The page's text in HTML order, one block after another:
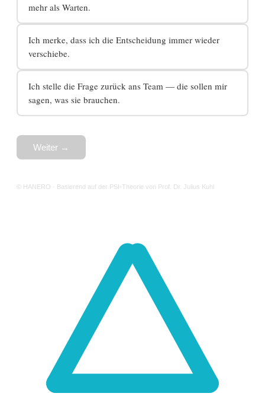
mehr als Warten.
Ich merke, dass ich die Entscheidung immer wieder
verschiebe.
Ich stelle die Frage zurück ans Team — die sollen mir
sagen, was sie brauchen.
Weiter →
© HANERO · Basierend auf der PSI-Theorie von Prof. Dr. Julius Kuhl